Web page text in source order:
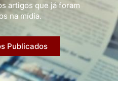
artigos que já foram
na mídia.
Publicados